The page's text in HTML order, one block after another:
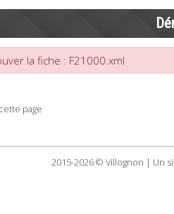
la fiche : F21000.xml
page
2015-2026 © Villognon | Un